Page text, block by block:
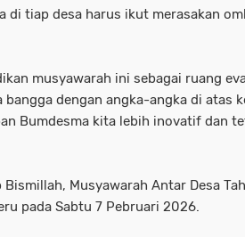
di tiap desa harus ikut merasakan
musyawarah ini sebagai ruang
bangga dengan angka-angka di atas
Bumdesma kita lebih inovatif dan
Bismillah, Musyawarah Antar Desa
pada Sabtu 7 Pebruari 2026.